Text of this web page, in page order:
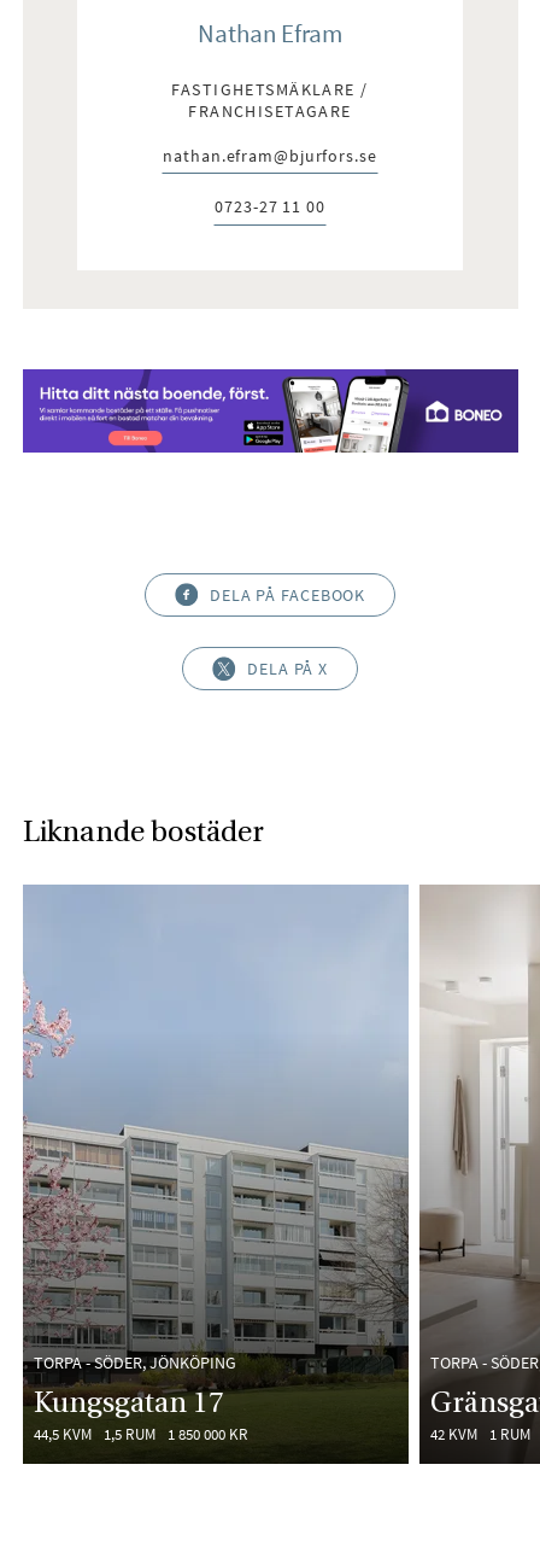
Nathan Efram
FASTIGHETSMÄKLARE /
FRANCHISETAGARE
E-post:
nathan.efram@bjurfors.se
Telefon:
0723-27 11 00
DELA PÅ FACEBOOK
DELA PÅ X
Liknande bostäder
TORPA - SÖDER, JÖNKÖPING
Kungsgatan 17
44,5 KVM 1,5 RUM 1 850 000 KR
TORPA -
42 KVM 1 RUM